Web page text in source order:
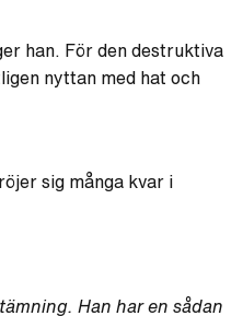
han. För den destruktiva
nyttan med hat och
sig många kvar i
Han har en sådan